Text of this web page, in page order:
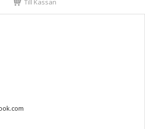
Till Kassan